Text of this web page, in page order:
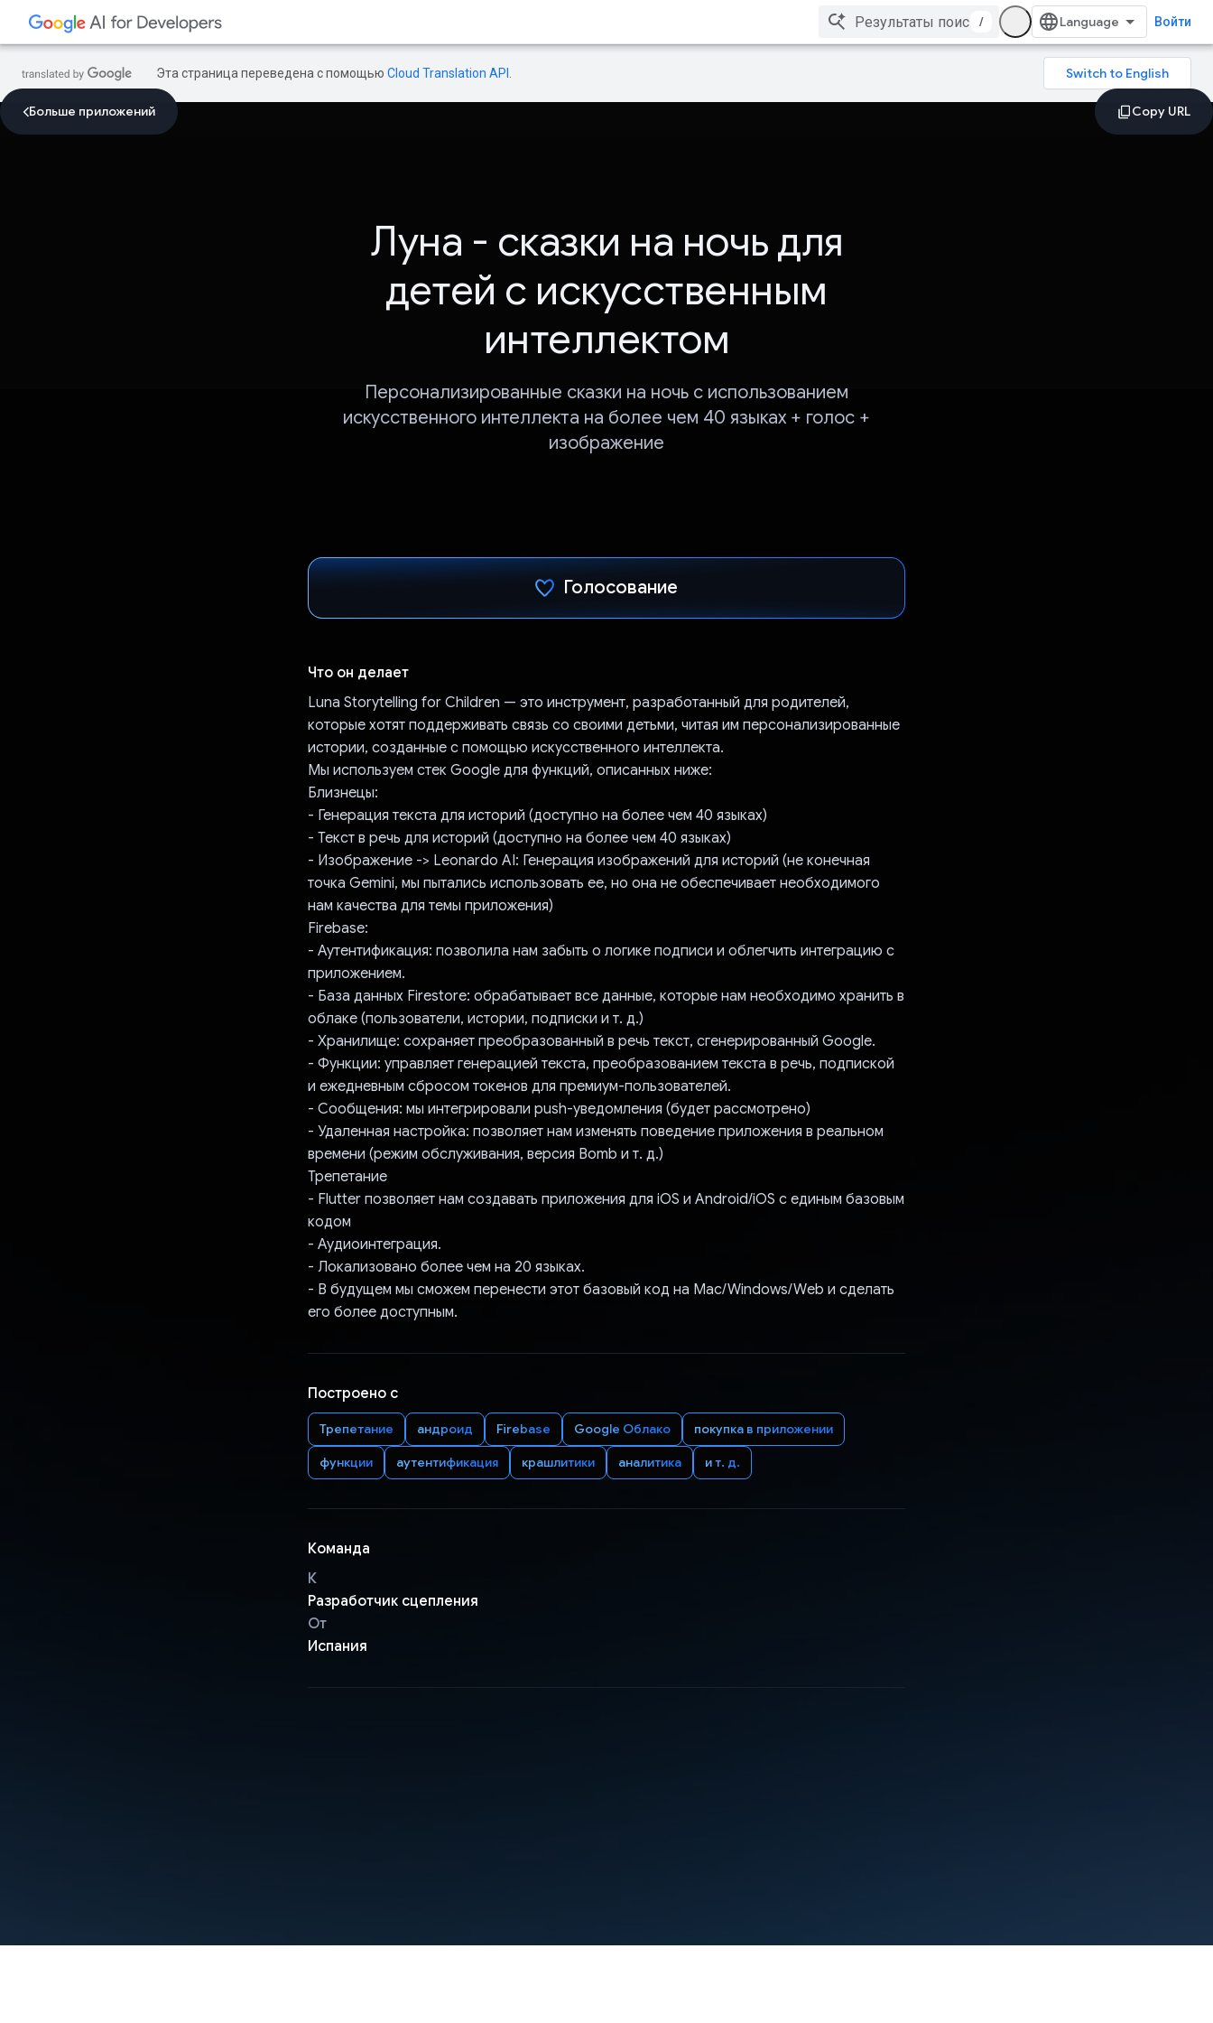
/ Войти
Эта страница переведена с помощью Cloud Translation API
Больше приложений
Луна - сказки на ночь для
детей с искусственным
интеллектом
Персонализированные сказки на ночь с использованием
искусственного интеллекта на более чем 40 языках + голос +
изображение
Голосование
Что он делает
Luna Storytelling for Children — это инструмент, разработанный для родителей,
которые хотят поддерживать связь со своими детьми, читая им персонализированные
истории, созданные с помощью искусственного интеллекта.
Мы используем стек Google для функций, описанных ниже:
Близнецы:
- Генерация текста для историй (доступно на более чем 40 языках)
- Текст в речь для историй (доступно на более чем 40 языках)
- Изображение -> Leonardo AI: Генерация изображений для историй (не конечная
точка Gemini, мы пытались использовать ее, но она не обеспечивает необходимого
нам качества для темы приложения)
Firebase:
- Аутентификация: позволила нам забыть о логике подписи и облегчить интеграцию с
приложением.
- База данных Firestore: обрабатывает все данные, которые нам необходимо хранить в
облаке (пользователи, истории, подписки и т. д.)
- Хранилище: сохраняет преобразованный в речь текст, сгенерированный Google.
- Функции: управляет генерацией текста, преобразованием текста в речь, подпиской
и ежедневным сбросом токенов для премиум-пользователей.
- Сообщения: мы интегрировали push-уведомления (будет рассмотрено)
- Удаленная настройка: позволяет нам изменять поведение приложения в реальном
времени (режим обслуживания, версия Bomb и т. д.)
Трепетание
- Flutter позволяет нам создавать приложения для iOS и Android/iOS с единым базовым
кодом
- Аудиоинтеграция.
- Локализовано более чем на 20 языках.
- В будущем мы сможем перенести этот базовый код на Mac/Windows/Web и сделать
его более доступным.
Построено с
Трепетание андроид Firebase Google Облако покупка в приложении
функции аутентификация крашлитики аналитика и т. д.
Команда
К
Разработчик сцепления
От
Испания